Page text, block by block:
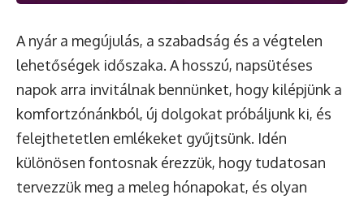
A nyár a megújulás, a szabadság és a végtelen
lehetőségek időszaka. A hosszú, napsütéses
napok arra invitálnak bennünket, hogy kilépjünk a
komfortzónánkból, új dolgokat próbáljunk ki, és
felejthetetlen emlékeket gyűjtsünk. Idén
különösen fontosnak érezzük, hogy tudatosan
tervezzük meg a meleg hónapokat, és olyan